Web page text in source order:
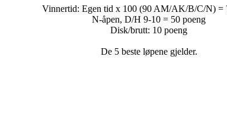
Vinnertid: Egen tid x 100 (90 AM/AK/B/C/N) =
N-åpen, D/H 9-10 = 50 poeng
Disk/brutt: 10 poeng
De 5 beste løpene gjelder.